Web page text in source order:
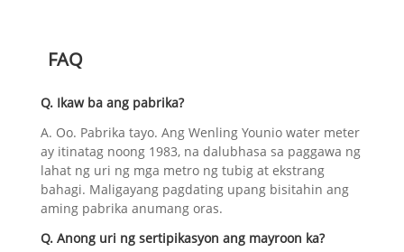
FAQ
Q. Ikaw ba ang pabrika?
A. Oo. Pabrika tayo. Ang Wenling Younio water meter
ay itinatag noong 1983, na dalubhasa sa paggawa ng
lahat ng uri ng mga metro ng tubig at ekstrang
bahagi. Maligayang pagdating upang bisitahin ang
aming pabrika anumang oras.
Q. Anong uri ng sertipikasyon ang mayroon ka?